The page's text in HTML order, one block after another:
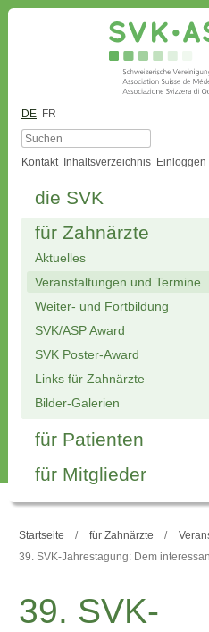
DE FR
Kontakt Inhaltsverzeichnis Einloggen
die SVK
für Zahnärzte
Aktuelles
Veranstaltungen und Termine
Weiter- und Fortbildung
SVK/ASP Award
SVK Poster-Award
Links für Zahnärzte
Bilder-Galerien
für Patienten
für Mitglieder
Startseite für Zahnärzte
39. SVK-Jahrestagung: Dem
39. SVK-